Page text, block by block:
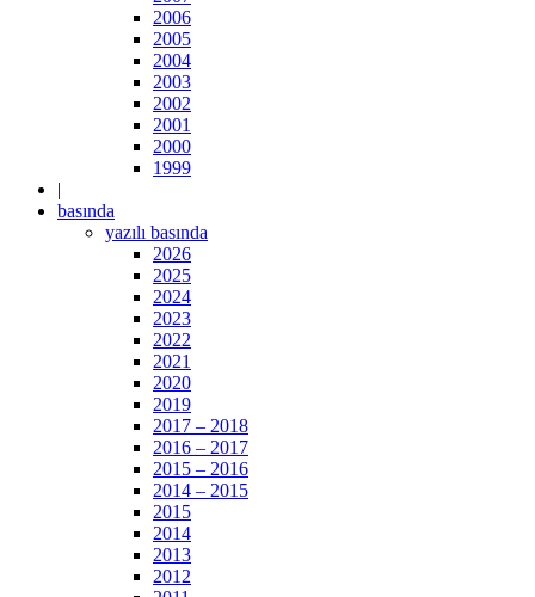
2006
2005
2004
2003
2002
2001
2000
1999
|
basında
yazılı basında
2026
2025
2024
2023
2022
2021
2020
2019
2017 – 2018
2016 – 2017
2015 – 2016
2014 – 2015
2015
2014
2013
2012